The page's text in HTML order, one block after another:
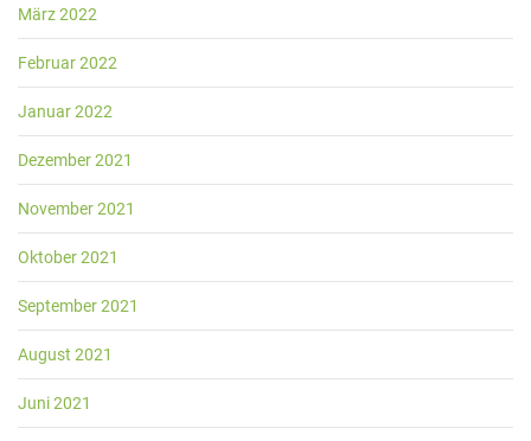
März 2022
Februar 2022
Januar 2022
Dezember 2021
November 2021
Oktober 2021
September 2021
August 2021
Juni 2021